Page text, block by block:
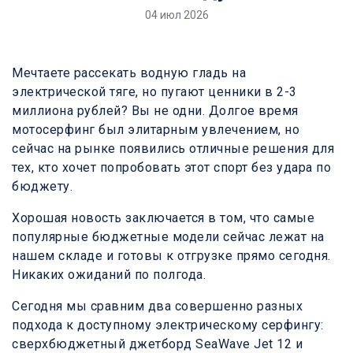
04 июл 2026
Мечтаете рассекать водную гладь на
электрической тяге, но пугают ценники в 2-3
миллиона рублей? Вы не одни. Долгое время
мотосерфинг был элитарным увлечением, но
сейчас на рынке появились отличные решения для
тех, кто хочет попробовать этот спорт без удара по
бюджету.
Хорошая новость заключается в том, что самые
популярные бюджетные модели сейчас лежат на
нашем складе и готовы к отгрузке прямо сегодня.
Никаких ожиданий по полгода.
Сегодня мы сравним два совершенно разных
подхода к доступному электрическому серфингу:
сверхбюджетный джетборд SeaWave Jet 12 и